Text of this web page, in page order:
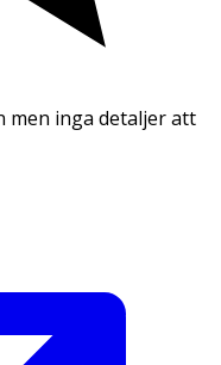
men inga detaljer att